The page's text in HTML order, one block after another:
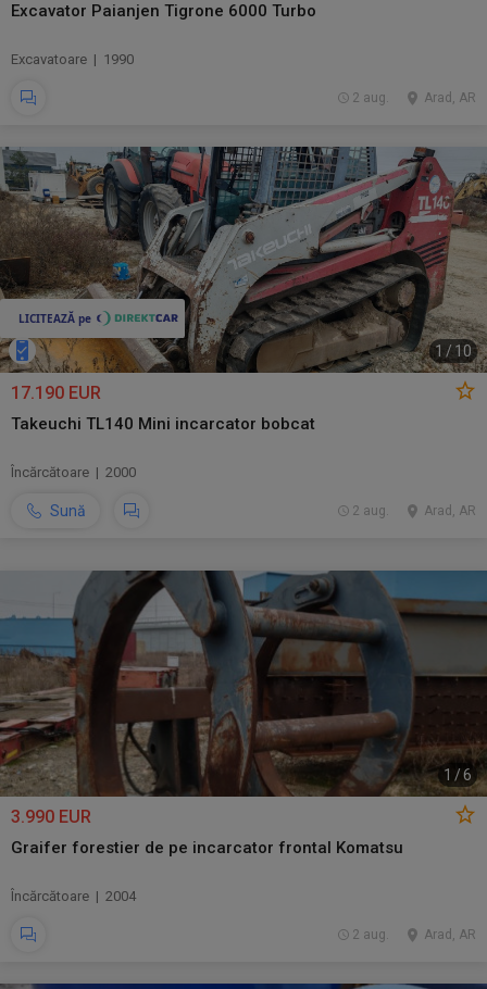
Excavator Paianjen Tigrone 6000 Turbo
Excavatoare | 1990
Arad, AR
2 aug.
1 /10
17.190 EUR
Takeuchi TL140 Mini incarcator bobcat
Încărcătoare | 2000
Sună Arad, AR
2 aug.
1 /6
3.990 EUR
Graifer forestier de pe incarcator frontal Komatsu
Încărcătoare | 2004
Arad, AR
2 aug.